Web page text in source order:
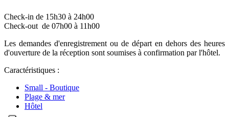
Check-in de 15h30 à 24h00
Check-out de 07h00 à 11h00
Les demandes d'enregistrement ou de départ en dehors des heures
d'ouverture de la réception sont soumises à confirmation par l'hôtel.
Caractéristiques :
Small - Boutique
Plage & mer
Hôtel